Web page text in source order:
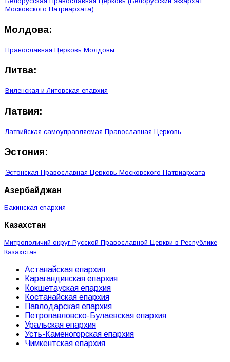
Московского Патриархата)
Молдова:
Православная Церковь Молдовы
Литва:
Виленская и Литовская епархия
Латвия:
Латвийская самоуправляемая Православная Церковь
Эстония:
Эстонская Православная Церковь Московского Патриархата
Азербайджан
Бакинская епархия
Казахстан
Митрополичий округ Русской Православной Церкви в Республике
Казахстан
Астанайская епархия
Карагандинская епархия
Кокшетауская епархия
Костанайская епархия
Павлодарская епархия
Петропавловско-Булаевская епархия
Уральская епархия
Усть-Каменогорская епархия
Чимкентская епархия